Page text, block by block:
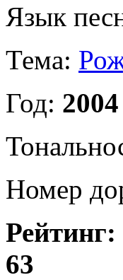
Язык
Тема:
Год: 2004
Номер
Рейтинг:
63